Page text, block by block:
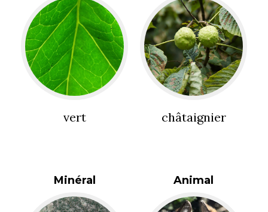
vert châtaignier
Minéral Animal